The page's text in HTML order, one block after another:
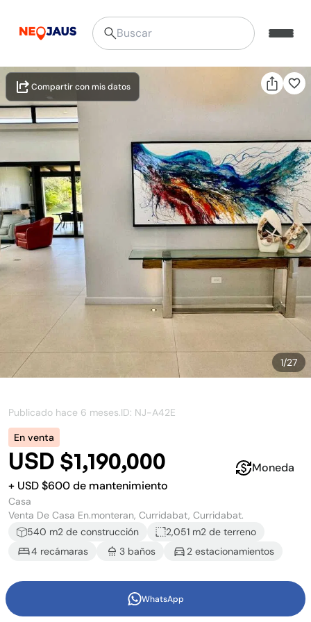
1/27
Compartir con mis datos
Publicado hace 6 meses.ID: NJ-A42E
En venta
USD $1,190,000
+ USD $600de mantenimiento
Moneda
Casa
Venta De Casa En.monteran, Curridabat, Curridabat.
540 m2 de construcción 2,051 m2 de terreno
4 recámaras 3 baños 2 estacionamientos
Venta de Casa en.Monteran
WhatsApp